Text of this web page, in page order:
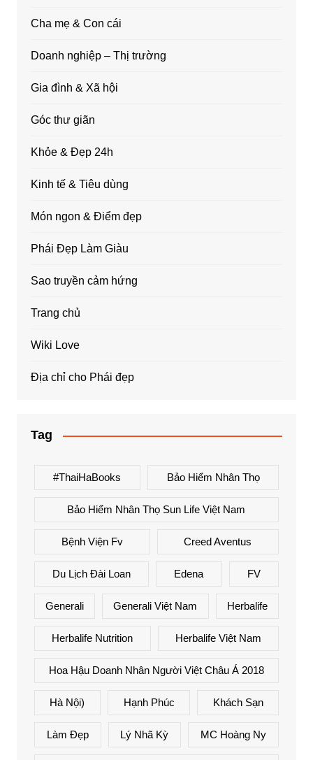
Cha mẹ & Con cái
Doanh nghiệp – Thị trường
Gia đình & Xã hội
Góc thư giãn
Khỏe & Đẹp 24h
Kinh tế & Tiêu dùng
Món ngon & Điểm đẹp
Phái Đẹp Làm Giàu
Sao truyền cảm hứng
Trang chủ
Wiki Love
Địa chỉ cho Phái đẹp
Tag
#ThaiHaBooks Bảo Hiểm Nhân Thọ
Bảo Hiểm Nhân Thọ Sun Life Việt Nam
Bệnh Viện Fv Creed Aventus
Du Lịch Đài Loan Edena FV
Generali Generali Việt Nam Herbalife
Herbalife Nutrition Herbalife Việt Nam
Hoa Hậu Doanh Nhân Người Việt Châu Á 2018
Hà Nội) Hạnh Phúc Khách Sạn
Làm Đẹp Lý Nhã Kỳ MC Hoàng Ny